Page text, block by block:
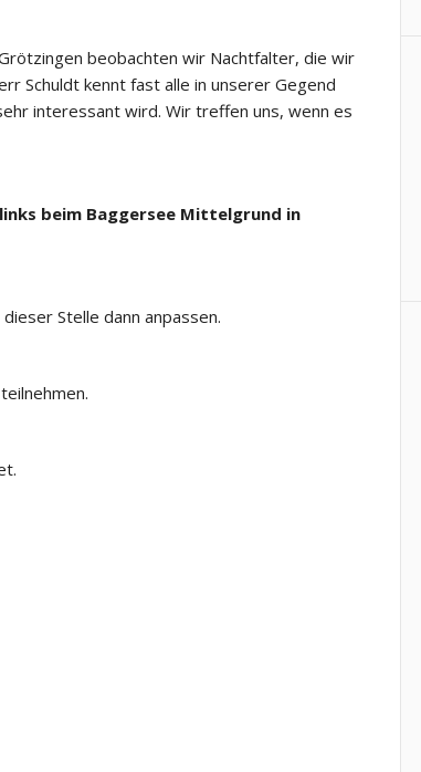
beobachten wir Nachtfalter, die wir
Schuldt kennt fast alle in unserer Gegend
interessant wird. Wir treffen uns, wenn es
beim Baggersee Mittelgrund in
Stelle dann anpassen.